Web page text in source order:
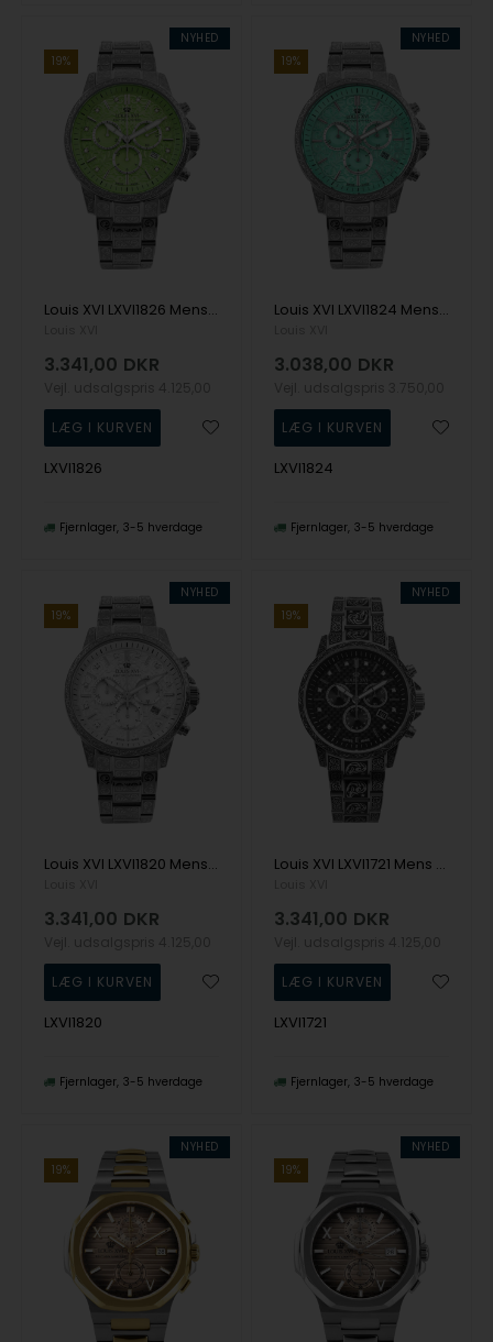
NYHED
19%
Louis XVI LXVI1826 Mens Watch Palais Royale 2.0 Diamond 43mm 10ATM Wristwatch
3.341,00 DKR
LXVI1826
Fjernlager 3-5 hverdage
NYHED
19%
Louis XVI LXVI1824 Mens Watch Palais Royale 2.0 43mm 10ATM Wristwatch
3.038,00 DKR
LXVI1824
Fjernlager 3-5 hverdage
NYHED
19%
Louis XVI LXVI1820 Mens Watch Palais Royale 2.0 Diamond 43mm 10ATM Wristwatch
3.341,00 DKR
LXVI1820
Fjernlager 3-5 hverdage
NYHED
19%
Louis XVI LXVI1721 Mens Watch Palais Royale Inked Diamond 43mm 10ATM Wristwatch
3.341,00 DKR
LXVI1721
Fjernlager 3-5 hverdage
NYHED
19%
NYHED
19%